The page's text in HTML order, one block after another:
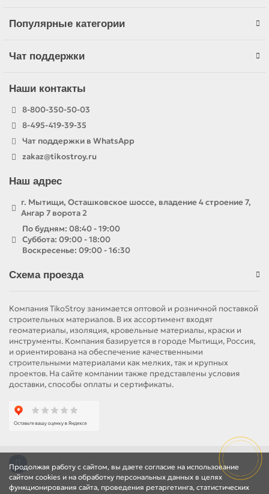
Продолжая работу с сайтом, вы даете согласие на использование
сайтом cookies и на обработку персональных данных в целях
функционирования сайта, проведения ретаргетинга, статистических
Популярные категории
Чат поддержки
Наши контакты
8-800-350-50-03
8-495-419-39-35
Чат поддержки в WhatsApp
zakaz@tikostroy.ru
Наш адрес
г. Мытищи, Осташковское шоссе, владение 4 строение 7,
Ангар 7 ворота 2
По будням: 08:40 - 19:00
Суббота: 09:00 - 18:00
Воскресенье: 09:00 - 16:30
Схема проезда
Компания TikoStroy занимается оптовой и розничной поставкой
строительных материалов. В их ассортимент входят
геоматериалы, изоляция, кровельные материалы, краски и
инструменты. Компания базируется в городе Мытищи, Россия,
и ориентирована на обеспечение качественными
строительными материалами как мелких, так и крупных
проектов. На сайте компании также представлены условия
доставки, способы оплаты и сертификаты.